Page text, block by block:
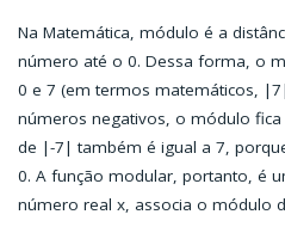
Na Matemática, módulo é a
número até o 0. Dessa forma, o
0 e 7 (em termos matemáticos,
números negativos, o módulo
de |-7| também é igual a 7,
0. A função modular, portanto, é
número real x, associa o módulo